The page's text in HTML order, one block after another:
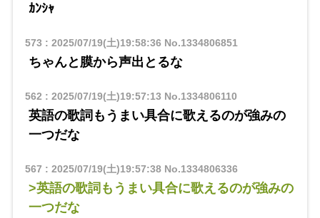
ｶﾝｼｬ
573 : 2025/07/19(土)19:58:36 No.1334806851
ちゃんと膜から声出とるな
562 : 2025/07/19(土)19:57:13 No.1334806110
英語の歌詞もうまい具合に歌えるのが強みの
一つだな
567 : 2025/07/19(土)19:57:38No.1334806336
>英語の歌詞もうまい具合に歌えるのが強みの
一つだな